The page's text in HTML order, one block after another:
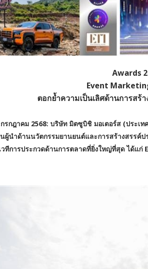
Awards
Event
ตอกย้ำความเป็นเลิศด้านการสร้
กรกฎาคม 2568: บริษัท มิตซูบิชิ มอเตอร์ส (ประเ
ผู้นำด้านนวัตกรรมยานยนต์และการสร้างสรรค์
เวทีการประกวดด้านการตลาดที่ยิ่งใหญ่ที่สุด ได้